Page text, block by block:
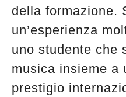
della formazione.
un’esperienza
uno studente che
musica insieme a
prestigio